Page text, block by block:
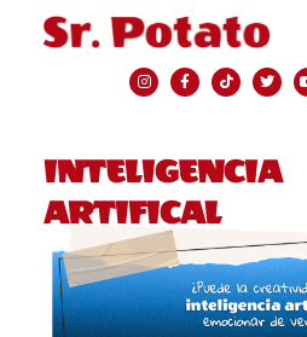
INTELIGENCIA
ARTIFICAL